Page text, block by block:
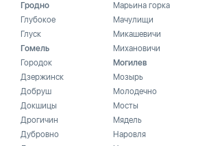
Гродно
Глубокое
Глуск
Гомель
Городок
Дзержинск
Добруш
Докшицы
Дрогичин
Дубровно
Марьина горка
Мачулищи
Микашевичи
Михановичи
Могилев
Мозырь
Молодечно
Мосты
Мядель
Наровля